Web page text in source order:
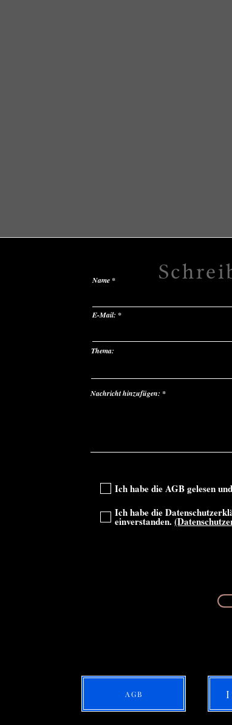
Name
E-Mail:
Thema:
Nachricht hinzufügen:
Ich habe die AGB gelesen
Ich habe die
einverstanden.
AGB